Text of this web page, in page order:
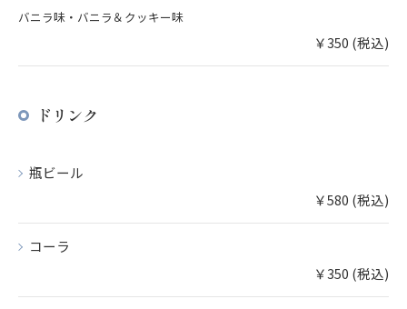
バニラ味・バニラ＆クッキー味
￥350 (税込)
ドリンク
瓶ビール
￥580 (税込)
コーラ
￥350 (税込)